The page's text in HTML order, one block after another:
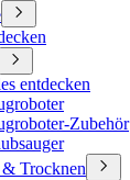
entdecken
Zubehör
& Trocknen